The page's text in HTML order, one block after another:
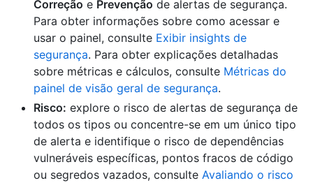
Correção e Prevenção de alertas de segurança.
Para obter informações sobre como acessar e
usar o painel, consulte Exibir insights de
segurança. Para obter explicações detalhadas
sobre métricas e cálculos, consulte Métricas do
painel de visão geral de segurança.
Risco: explore o risco de alertas de segurança de
todos os tipos ou concentre-se em um único tipo
de alerta e identifique o risco de dependências
vulneráveis específicas, pontos fracos de código
ou segredos vazados, consulte Avaliando o risco